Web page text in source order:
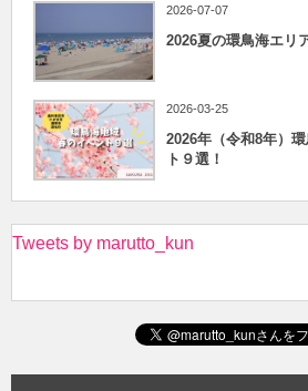
2026-07-07
2026夏の環鳥海エ
2026-03-25
2026年（令和8年）
ト９選！
Tweets by marutto_kun